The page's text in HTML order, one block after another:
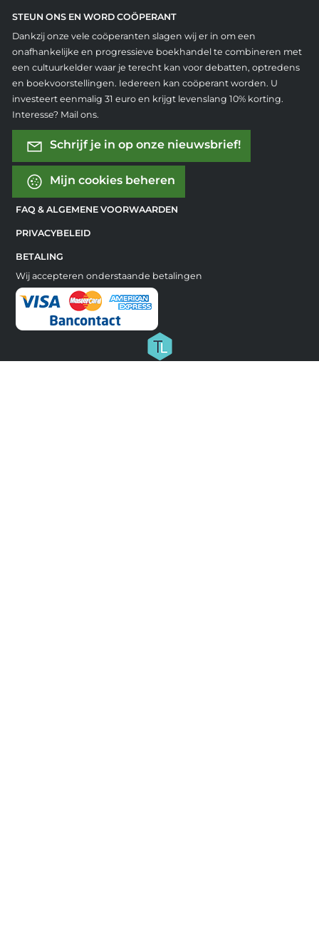
STEUN ONS EN WORD COÖPERANT
Dankzij onze vele coöperanten slagen wij er in om een
onafhankelijke en progressieve boekhandel te combineren met
een cultuurkelder waar je terecht kan voor debatten, optredens
en boekvoorstellingen. Iedereen kan coöperant worden. U
investeert eenmalig 31 euro en krijgt levenslang 10% korting.
Interesse? Mail ons.
Schrijf je in op onze nieuwsbrief!
Mijn cookies beheren
FAQ & ALGEMENE VOORWAARDEN
PRIVACYBELEID
BETALING
Wij accepteren onderstaande betalingen